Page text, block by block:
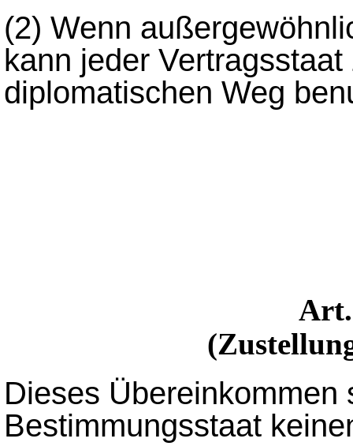
(2) Wenn
kann jeder
diplomatischen Weg
Dieses Übereinkommen
Bestimmungsstaat